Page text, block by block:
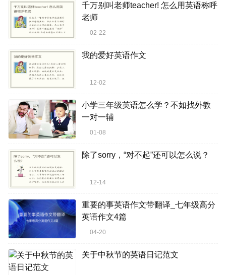
千万别叫老师teacher! 怎么用英语称呼
老师
02-22
我的爱好英语作文
12-02
小学三年级英语怎么学？不如找外教
一对一辅
01-08
除了sorry，“对不起”还可以怎么说？
12-14
重要的事英语作文带翻译_七年级高分
英语作文4篇
04-20
关于中秋节的英语日记范文